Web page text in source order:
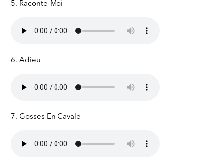
5. Raconte-Moi
6. Adieu
7. Gosses En Cavale